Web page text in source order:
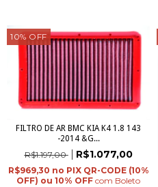
10% OFF
FILTRO DE AR BMC KIA K4 1.8 143
-2014 &G...
R$1.197,00 R$1.077,00
R$969,30
com Boleto